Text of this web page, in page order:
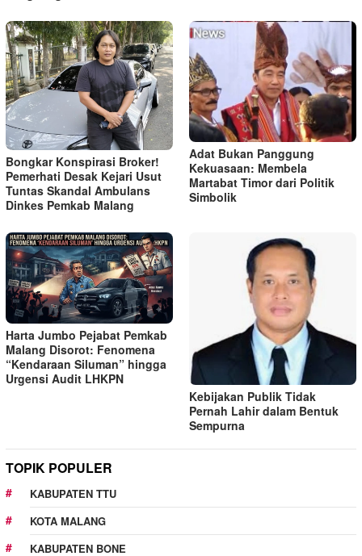
Bongkar Konspirasi Broker!
Pemerhati Desak Kejari Usut
Tuntas Skandal Ambulans
Dinkes Pemkab Malang
Adat Bukan Panggung
Kekuasaan: Membela
Martabat Timor dari Politik
Simbolik
Harta Jumbo Pejabat Pemkab
Malang Disorot: Fenomena
“Kendaraan Siluman” hingga
Urgensi Audit LHKPN
Kebijakan Publik Tidak
Pernah Lahir dalam Bentuk
Sempurna
TOPIK POPULER
KABUPATEN TTU
KOTA MALANG
KABUPATEN BONE